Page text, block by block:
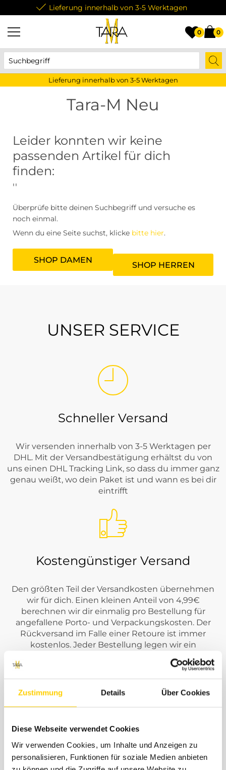
Zustimmung Details Über Cookies
Diese Webseite verwendet Cookies
Wir verwenden Cookies, um Inhalte und Anzeigen zu
personalisieren, Funktionen für soziale Medien anbieten
Lieferung innerhalb von 3-5 Werktagen
0 0
Lieferung innerhalb von 3-5 Werktagen
Tara-M Neu
Leider konnten wir keine
passenden Artikel für dich
finden:
''
Überprüfe bitte deinen Suchbegriff und versuche es
noch einmal.
Wenn du eine Seite suchst, klicke bitte hier.
SHOP DAMEN
SHOP HERREN
UNSER SERVICE
Schneller Versand
Wir versenden innerhalb von 3-5 Werktagen per
DHL. Mit der Versandbestätigung erhältst du von
uns einen DHL Tracking Link, so dass du immer ganz
genau weißt, wo dein Paket ist und wann es bei dir
eintrifft
Kostengünstiger Versand
Den größten Teil der Versandkosten übernehmen
wir für dich. Einen kleinen Anteil von 4,99€
berechnen wir dir einmalig pro Bestellung für
angefallene Porto- und Verpackungskosten. Der
Rückversand im Falle einer Retoure ist immer
kostenlos. Jeder Bestellung legen wir ein
kostenloses Retourenlabel von DHL bei. ( Innerhalb
Solltest du Fragen, Anregungen oder Beschwerden